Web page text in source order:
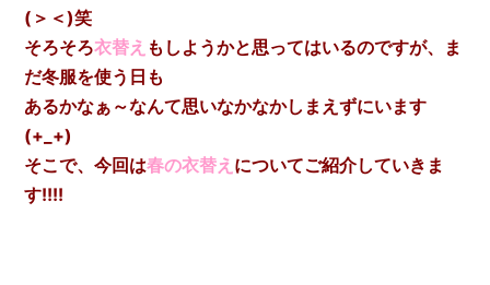
(＞＜)笑
そろそろ衣替え もしようかと思ってはいるのですが、ま
だ冬服を使う日も
あるかなぁ～なんて思いなかなかしまえずにいます
(+_+)
そこで、今回は春の衣替え についてご紹介していきま
す!!!!